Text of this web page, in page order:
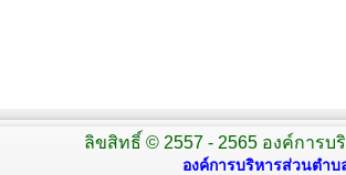
ลิขสิทธิ์ © 2557 - 2565 องค์การ
องค์การบริหารส่วนตำบ